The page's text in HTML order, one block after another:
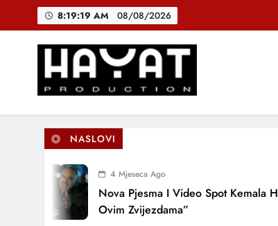
8:19:20 AM 08/08/2026
Hayat Production
Promocija domaće muzike
NASLOVI
4 Mjeseca Ago
Nova Pjesma I Video Spot Kemala
Ovim Zvijezdama”